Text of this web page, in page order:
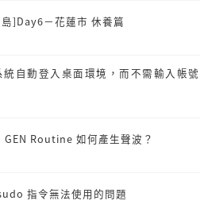
]Day6－花蓮市 休養篇
自動登入桌面環境，而不需輸入帳號
Routine 如何產生聲波？
指令無法使用的問題